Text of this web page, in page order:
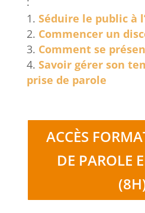
Séduire le public à
Commencer un
Comment se
Savoir gérer son
prise de parole
ACCÈS
DE PAROLE